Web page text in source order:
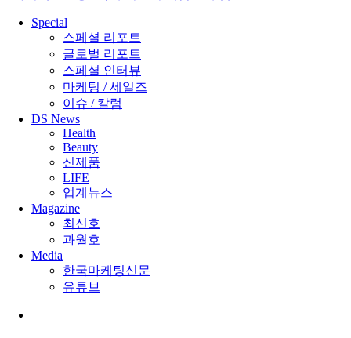
search
Menu
Special
스페셜 리포트
글로벌 리포트
스페셜 인터뷰
마케팅 / 세일즈
이슈 / 칼럼
DS News
Health
Beauty
신제품
LIFE
업계뉴스
Magazine
최신호
과월호
Media
한국마케팅신문
유튜브